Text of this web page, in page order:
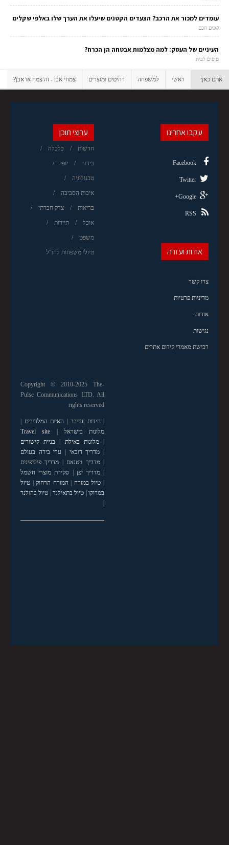
עומדים למכור את הרכב? הצעדים הקטנים שיעלו את הערך שלו באלפי שקלים
קונים חכם
העיניים של העסק: למה מצלמות אבטחה הן הכרח?
טיפים לבית
אתם כאן: ראשי למשפחה רהיטים ומוצרים צמחי אבן - זה צמח או אבן?
ערוצי תוכן
חדשות כלכלה
בידור יופי
טכנולוגיה
איכות הסביבה
בריאות צדק חברתי
אוכל תיירות
משפט
טיולי משפחות לחו"ל
עקבו אחרינו
Facebook
Twitter
Google+
RSS
אודות ועזרה
צרו קשר
מדיניות פרטיות
אודות
נגישות
רכישת מאמרי קידום אתרים
Copyright © 2010-2025 The-
Pulse Communications LTD. All
rights reserved
|חידות זנזיבר האיים המלדיבים
מלונות בישראל
Travel site
|מלונות באילת
בניית קישורים
מדריך דובאי
ערי בירה בעולם
|מדריך ויטנאם
מדריך פיליפינים
|מדריך יפן
סקירת מוצרי חשמל
טיול במזרח המזרח הרחוק| טיול
במרוקו| טיול בתאילנד| טיול בהולנד